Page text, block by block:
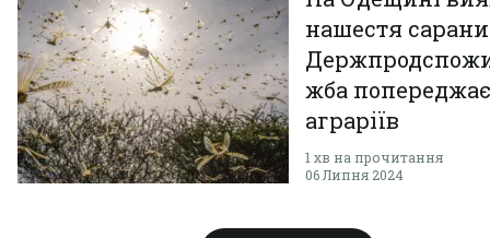
нашестя
жба
аграріїв
1 хв на прочитання
06 Липня 2024